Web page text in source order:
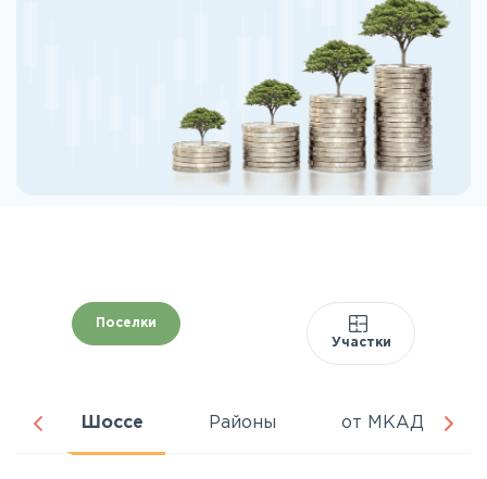
Поселки
Участки
Шоссе Районы от МКАД